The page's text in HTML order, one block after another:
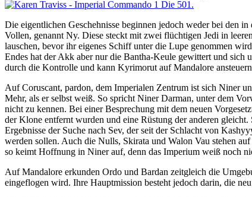
Die eigentlichen Geschehnisse beginnen jedoch weder bei den
Vollen, genannt Ny. Diese steckt mit zwei flüchtigen Jedi in
lauschen, bevor ihr eigenes Schiff unter die Lupe genommen
Endes hat der Akk aber nur die Bantha-Keule gewittert und
durch die Kontrolle und kann Kyrimorut auf Mandalore
Auf Coruscant, pardon, dem Imperialen Zentrum ist sich Niner
Mehr, als er selbst weiß. So spricht Niner Darman, unter dem
nicht zu kennen. Bei einer Besprechung mit dem neuen
der Klone entfernt wurden und eine Rüstung der anderen
Ergebnisse der Suche nach Sev, der seit der Schlacht von
werden sollen. Auch die Nulls, Skirata und Walon Vau stehen
so keimt Hoffnung in Niner auf, denn das Imperium weiß noch
Auf Mandalore erkunden Ordo und Bardan zeitgleich die
eingeflogen wird. Ihre Hauptmission besteht jedoch darin, die